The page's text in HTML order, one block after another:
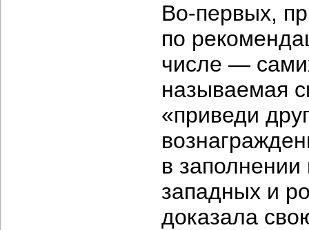
Во-первых,
по
числе —
называемая
«приведи
в
западных и
доказала